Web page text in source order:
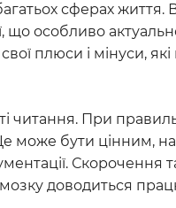
сферах життя.
що особливо
плюси і мінуси, які
читання. При
може бути цінним,
Скорочення
доводиться